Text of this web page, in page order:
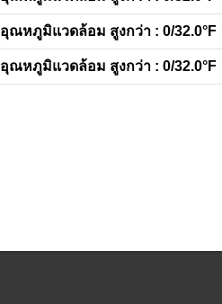
อุณหภูมิแวดล้อม สูงกว่า : 0/32.0°F
อุณหภูมิแวดล้อม สูงกว่า : 0/32.0°F